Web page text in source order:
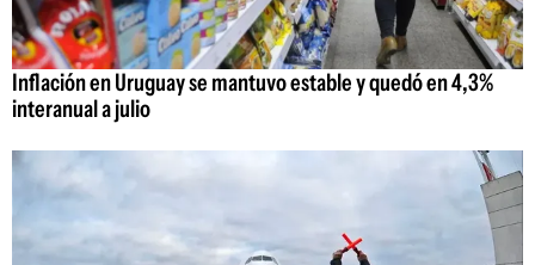
Inflación en Uruguay se mantuvo estable y quedó en 4,3%
interanual a julio